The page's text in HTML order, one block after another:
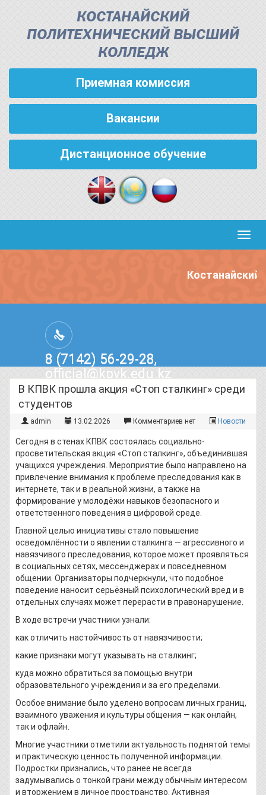
КОСТАНАЙСКИЙ
ПОЛИТЕХНИЧЕСКИЙ ВЫСШИЙ
КОЛЛЕДЖ
Приемная комиссия
Вакансии
Дистанционное обучение
Костанайский
8 (7142) 56-29-28,
official@kpvk.edu.kz
г.Костанай, Проспект Кобыланды
Батыра, 3
В КПВК прошла акция «Стоп сталкинг» среди
студентов
admin 13.02.2026 Комментариев нет Новости
Сегодня в стенах КПВК состоялась социально-
просветительская акция «Стоп сталкинг», объединившая
учащихся учреждения. Мероприятие было направлено на
привлечение внимания к проблеме преследования как в
интернете, так и в реальной жизни, а также на
формирование у молодёжи навыков безопасного и
ответственного поведения в цифровой среде.
Главной целью инициативы стало повышение
осведомлённости о явлении сталкинга — агрессивного и
навязчивого преследования, которое может проявляться
в социальных сетях, мессенджерах и повседневном
общении. Организаторы подчеркнули, что подобное
поведение наносит серьёзный психологический вред и в
отдельных случаях может перерасти в правонарушение.
В ходе встречи участники узнали:
как отличить настойчивость от навязчивости;
какие признаки могут указывать на сталкинг;
куда можно обратиться за помощью внутри
образовательного учреждения и за его пределами.
Особое внимание было уделено вопросам личных границ,
взаимного уважения и культуры общения — как онлайн,
так и офлайн.
Многие участники отметили актуальность поднятой темы
и практическую ценность полученной информации.
Подростки признались, что ранее не всегда
задумывались о тонкой грани между обычным интересом
и вторжением в личное пространство. Активная